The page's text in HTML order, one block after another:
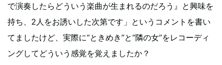
で演奏したらどういう楽曲が生まれるのだろう』と興味を
持ち、2人をお誘いした次第です」というコメントを書い
てましたけど、実際に“ときめき”と“隣の女”をレコーディ
ングしてどういう感覚を覚えましたか？